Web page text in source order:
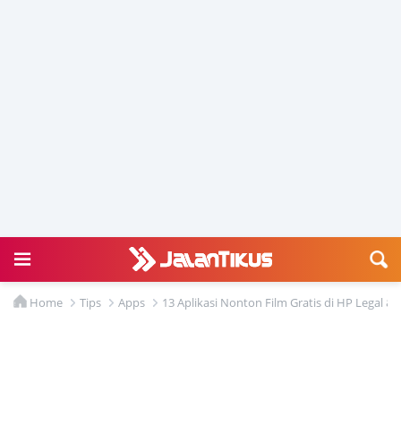
Home Tips Apps 13 Aplikasi Nonton Film Gratis di HP Legal &